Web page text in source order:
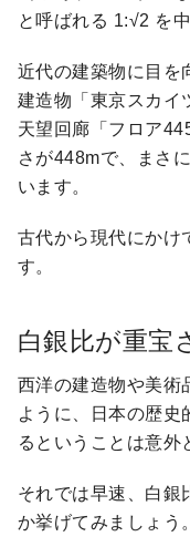
と呼ばれる 1:√2 を
近代の建築物に目を
建造物「東京スカイ
天望回廊「フロア
さが448mで、まさ
います。
古代から現代にかけ
す。
白銀比が重宝
西洋の建造物や美術
ように、日本の歴史
るということは意外
それでは早速、白銀
か挙げてみましょう。